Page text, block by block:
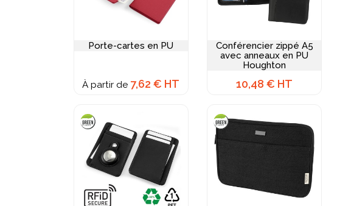
Porte-cartes en PU
À partir de 7,62 € HT
Conférencier zippé A5
avec anneaux en PU
Houghton
10,48 € HT